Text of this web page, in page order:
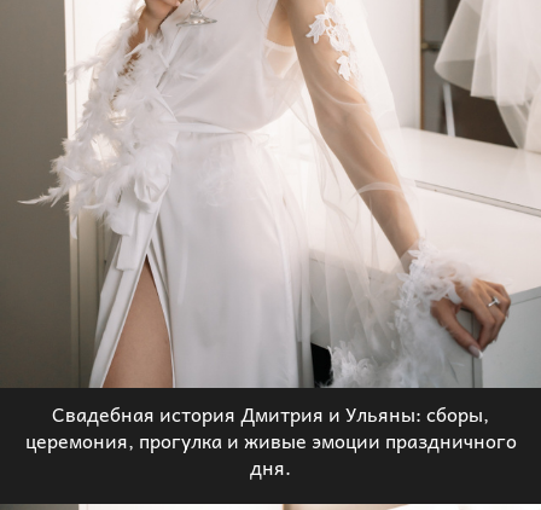
Свадебная история Дмитрия и Ульяны: сборы,
церемония, прогулка и живые эмоции праздничного
дня.